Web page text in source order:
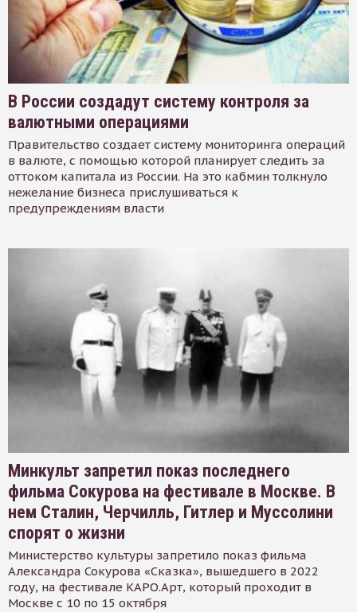
В России создадут систему контроля за
валютными операциями
Правительство создает систему мониторинга операций
в валюте, с помощью которой планирует следить за
оттоком капитала из России. На это кабмин толкнуло
нежелание бизнеса прислушиваться к
предупреждениям власти
Минкульт запретил показ последнего
фильма Сокурова на фестивале в Москве. В
нем Сталин, Черчилль, Гитлер и Муссолини
спорят о жизни
Министерство культуры запретило показ фильма
Александра Сокурова «Сказка», вышедшего в 2022
году, на фестивале КАРО.Арт, который проходит в
Москве с 10 по 15 октября